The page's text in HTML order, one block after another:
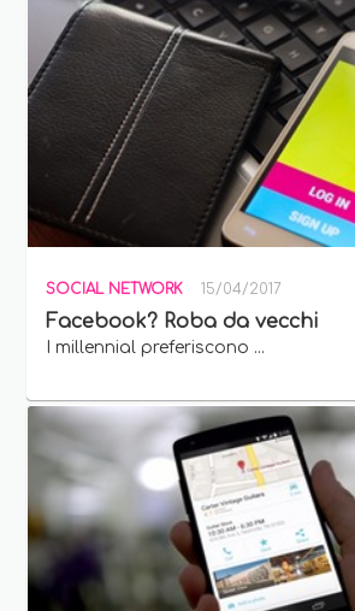
SOCIAL NETWORK 15/04/2017
Facebook? Roba da vecchi
I millennial preferiscono ...